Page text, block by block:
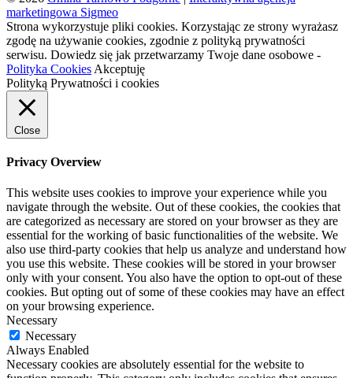
marketingowa Sigmeo
Strona wykorzystuje pliki cookies. Korzystając ze strony wyrażasz
zgodę na używanie cookies, zgodnie z polityką prywatności
serwisu. Dowiedz się jak przetwarzamy Twoje dane osobowe -
Polityka Cookies Akceptuję
Polityką Prywatności i cookies
Close
Privacy Overview
This website uses cookies to improve your experience while you
navigate through the website. Out of these cookies, the cookies that
are categorized as necessary are stored on your browser as they are
essential for the working of basic functionalities of the website. We
also use third-party cookies that help us analyze and understand how
you use this website. These cookies will be stored in your browser
only with your consent. You also have the option to opt-out of these
cookies. But opting out of some of these cookies may have an effect
on your browsing experience.
Necessary
Necessary
Always Enabled
Necessary cookies are absolutely essential for the website to